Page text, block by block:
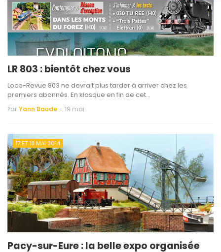
LR 803 : bientôt chez vous
Loco-Revue 803 ne devrait plus tarder à arriver chez les
premiers abonnés. En kiosque en fin de cet…
Par Yann Baude - 19 mai
17 ET 18 MAI 2014
Pacy-sur-Eure : la belle expo organisée